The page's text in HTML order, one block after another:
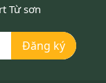
Từ sơn
Đăng ký